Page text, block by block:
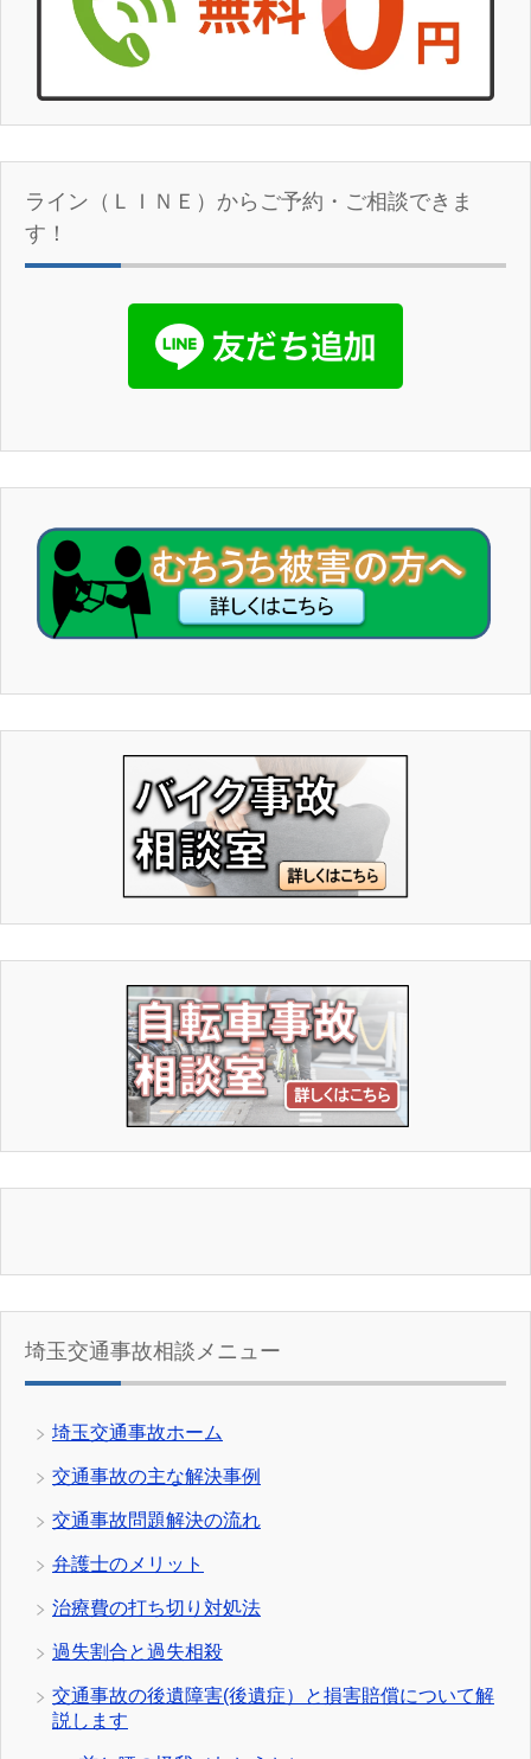
ライン（ＬＩＮＥ）からご予約・ご相談できま
す！
埼玉交通事故相談メニュー
埼玉交通事故ホーム
交通事故の主な解決事例
交通事故問題解決の流れ
弁護士のメリット
治療費の打ち切り対処法
過失割合と過失相殺
交通事故の後遺障害(後遺症）と損害賠償について解
説します